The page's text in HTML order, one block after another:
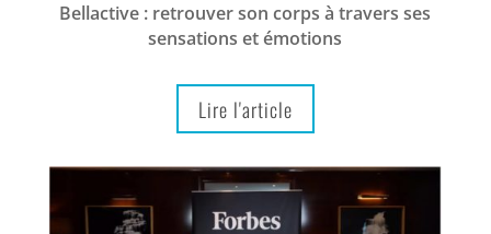
Bellactive : retrouver son corps à travers ses
sensations et émotions
Lire l'article